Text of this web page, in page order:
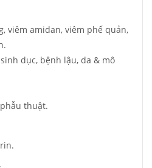
viêm amidan, viêm phế quản,
dục, bệnh lậu, da & mô
thuật.